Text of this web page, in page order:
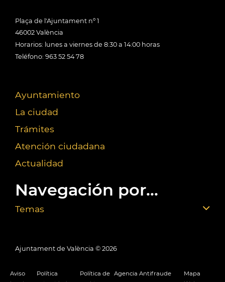
Plaça de l'Ajuntament nº 1
46002 València
Horarios: lunes a viernes de 8:30 a 14:00 horas
Teléfono: 963 52 54 78
Ayuntamiento
La ciudad
Trámites
Atención ciudadana
Actualidad
Navegación por...
Temas
Ajuntament de València © 2026
Aviso
Política
Política de Agencia Antifraude
Mapa